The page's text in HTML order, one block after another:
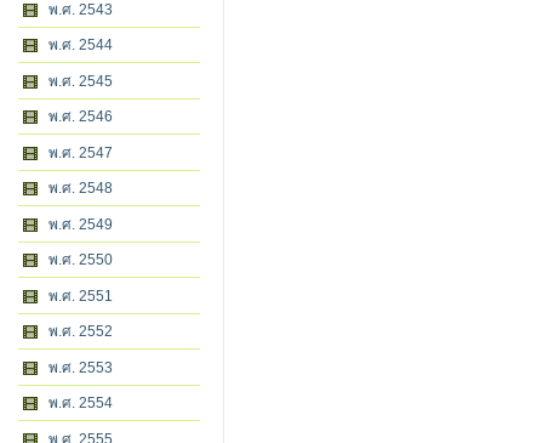
พ.ศ. 2543
พ.ศ. 2544
พ.ศ. 2545
พ.ศ. 2546
พ.ศ. 2547
พ.ศ. 2548
พ.ศ. 2549
พ.ศ. 2550
พ.ศ. 2551
พ.ศ. 2552
พ.ศ. 2553
พ.ศ. 2554
พ.ศ. 2555